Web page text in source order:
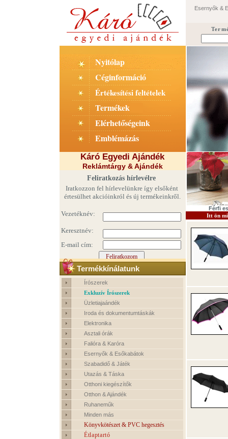
Esernyők &
Nyitólap
Céginformáció
Értékesítési feltételek
Termékek
Elérhetőségeink
Emblémázás
Káró Egyedi Ajándék
Reklámtárgy & Ajándék
Feliratkozás hírlevélre
Iratkozzon fel hírlevelünkre így elsőként
értesülhet akcióinkról és új termékeinkről.
Termékkínálatunk
Írószerek
Exkluzív Írószerek
Üzletiajaándék
Iroda és dokumentumtáskák
Elektronika
Asztali órák
Falióra & Karóra
Esernyők & Esőkabátok
Szabadidő & Játék
Utazás & Táska
Otthoni kiegészítők
Otthon & Ajándék
Ruhaneműk
Minden más
Könyvkötészet & PVC hegesztés
Étlaptartó
Férfi
Itt ön